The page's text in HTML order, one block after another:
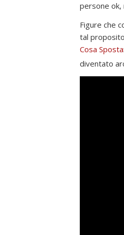
persone
Figure che
tal
Cosa Sposta
diventato